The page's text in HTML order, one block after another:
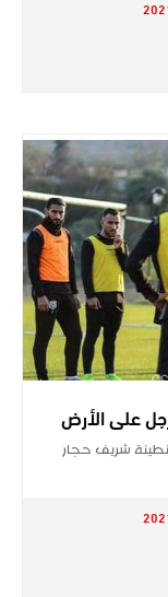
على الأرض
شريف حجار